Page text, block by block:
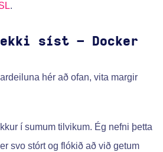
.
ekki síst – Docker
hér að ofan, vita margir
í sumum tilvikum. Ég nefni þetta
svo stórt og flókið að við getum